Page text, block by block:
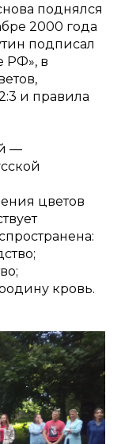
поднялся
2000 года
подписал
РФ», в
и правила
—
цветов
кровь.